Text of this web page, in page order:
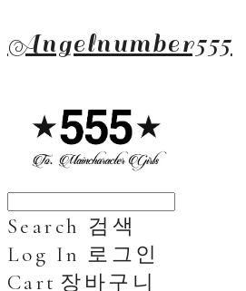
Angelnumber555
Search 검색
Log In 로그인
Cart 장바구니